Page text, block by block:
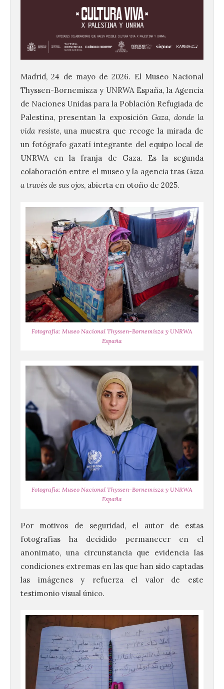
Madrid, 24 de mayo de 2026. El Museo Nacional
Thyssen-Bornemisza y UNRWA España, la Agencia
de Naciones Unidas para la Población Refugiada de
Palestina, presentan la exposición Gaza, donde la
vida resiste, una muestra que recoge la mirada de
un fotógrafo gazatí integrante del equipo local de
UNRWA en la franja de Gaza. Es la segunda
colaboración entre el museo y la agencia tras Gaza
a través de sus ojos, abierta en otoño de 2025.
Fotografía: Museo Nacional Thyssen-Bornemisza y UNRWA
España
Fotografía: Museo Nacional Thyssen-Bornemisza y UNRWA
España
Por motivos de seguridad, el autor de estas
fotografías ha decidido permanecer en el
anonimato, una circunstancia que evidencia las
condiciones extremas en las que han sido captadas
las imágenes y refuerza el valor de este
testimonio visual único.